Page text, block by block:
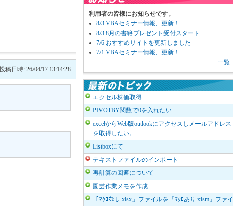
稿日時: 26/04/17 13:14:28
利用者の皆様にお知らせです。
8/3 VBAセミナー情報、更新！
8/3 8月の書籍プレゼント受付スタート
7/6 おすすめサイトを更新しました
7/1 VBAセミナー情報、更新！
一覧
エクセル株価取得
PIVOTBY関数で0を入れたい
excelからWeb版outlookにアクセスしメールアドレス
を取得したい。
Listboxにて
テキストファイルのインポート
再計算の回避について
園芸作業メモを作成
「ﾏｸﾛなし.xlsx」ファイルを「ﾏｸﾛあり.xlsm」ファイ